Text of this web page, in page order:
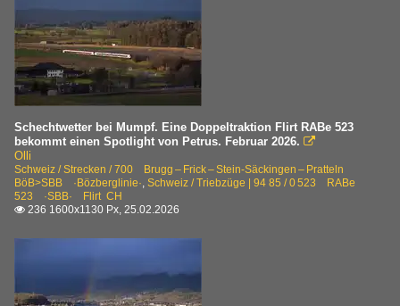
Schechtwetter bei Mumpf. Eine Doppeltraktion Flirt RABe 523
bekommt einen Spotlight von Petrus. Februar 2026. 
Olli
Schweiz / Strecken / 700 Brugg – Frick – Stein-Säckingen – Pratteln
BöB>SBB ·Bözberglinie·, Schweiz / Triebzüge | 94 85 / 0 523 RABe
523 ·SBB· Flirt CH
 236 1600x1130 Px, 25.02.2026